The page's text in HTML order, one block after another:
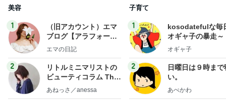
美容
1
（旧アカウント）エマ
ブログ【アラフォー会
社売却セカンドライ
エマの日記
2
リトルミニマリストの
ビューティコラム The
little minimalist's bea
あねっさ／anessa
子育て
1
kosodatefulな毎
オギャ子の暴走～
オギャ子
2
日曜日は９時まで
い。
あべかわ